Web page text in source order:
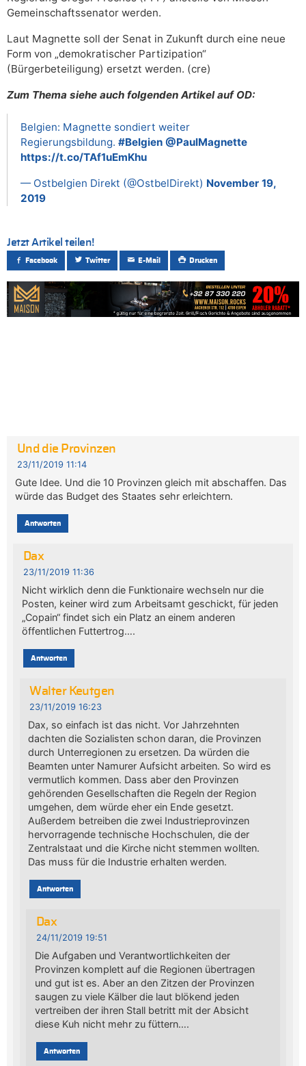
Gemeinschaftssenator werden.
Laut Magnette soll der Senat in Zukunft durch eine neue
Form von „demokratischer Partizipation“
(Bürgerbeteiligung) ersetzt werden. (cre)
Zum Thema siehe auch folgenden Artikel auf OD:
Belgien: Magnette sondiert weiter
Regierungsbildung. #Belgien @PaulMagnette
https://t.co/TAf1uEmKhu
— Ostbelgien Direkt (@OstbelDirekt) November 19,
2019
Jetzt Artikel teilen!
Facebook Twitter E-Mail Drucken
Und die Provinzen
23/11/2019 11:14
Gute Idee. Und die 10 Provinzen gleich mit abschaffen. Das
würde das Budget des Staates sehr erleichtern.
Antworten
Dax
23/11/2019 11:36
Nicht wirklich denn die Funktionaire wechseln nur die
Posten, keiner wird zum Arbeitsamt geschickt, für jeden
„Copain“ findet sich ein Platz an einem anderen
öffentlichen Futtertrog….
Antworten
Walter Keutgen
23/11/2019 16:23
Dax, so einfach ist das nicht. Vor Jahrzehnten
dachten die Sozialisten schon daran, die Provinzen
durch Unterregionen zu ersetzen. Da würden die
Beamten unter Namurer Aufsicht arbeiten. So wird es
vermutlich kommen. Dass aber den Provinzen
gehörenden Gesellschaften die Regeln der Region
umgehen, dem würde eher ein Ende gesetzt.
Außerdem betreiben die zwei Industrieprovinzen
hervorragende technische Hochschulen, die der
Zentralstaat und die Kirche nicht stemmen wollten.
Das muss für die Industrie erhalten werden.
Antworten
Dax
24/11/2019 19:51
Die Aufgaben und Verantwortlichkeiten der
Provinzen komplett auf die Regionen übertragen
und gut ist es. Aber an den Zitzen der Provinzen
saugen zu viele Kälber die laut blökend jeden
vertreiben der ihren Stall betritt mit der Absicht
diese Kuh nicht mehr zu füttern….
Antworten